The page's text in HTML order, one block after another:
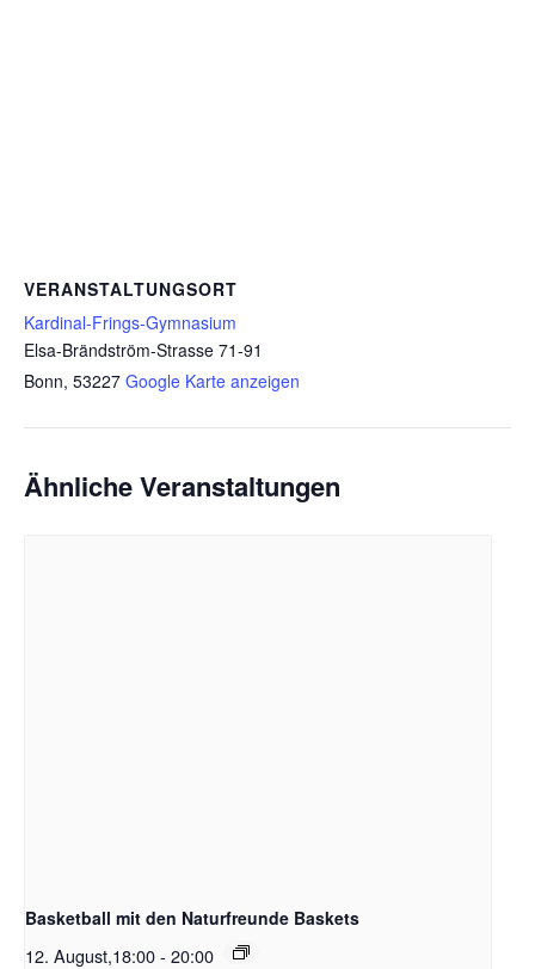
VERANSTALTUNGSORT
Kardinal-Frings-Gymnasium
Elsa-Brändström-Strasse 71-91
Bonn, 53227 Google Karte anzeigen
Ähnliche Veranstaltungen
Basketball mit den Naturfreunde Baskets
12. August,18:00- 20:00